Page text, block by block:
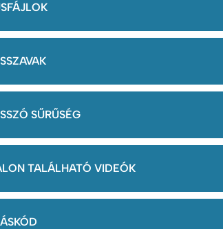
SŰRŰSÉG
TALÁLHATÓ VIDEÓK